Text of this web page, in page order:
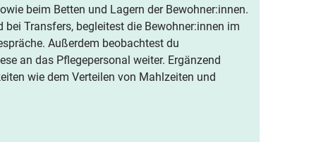
beim Betten und Lagern der Bewohner:innen.
Transfers, begleitest die Bewohner:innen im
Außerdem beobachtest du
an das Pflegepersonal weiter. Ergänzend
wie dem Verteilen von Mahlzeiten und